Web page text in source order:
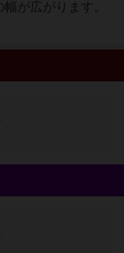
が広がります。